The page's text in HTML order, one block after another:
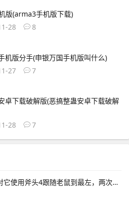
版(arma3手机版下载)
28
8
机版分手(申银万国手机版叫什么)
27
7
卓下载破解版(恶搞整蛊安卓下载破解
28
7
蓝色浆果，然后对它使用斧头4跟随老鼠到最左，两次对话，问老鼠有没有梳子。2、猫咪的救命稻草一定要在奶酪有效洞口附近绑椅子并守尸，这样猫咪可以在守尸的时候破坏其他老鼠的速推计划，避免第一只老鼠刚放飞其他